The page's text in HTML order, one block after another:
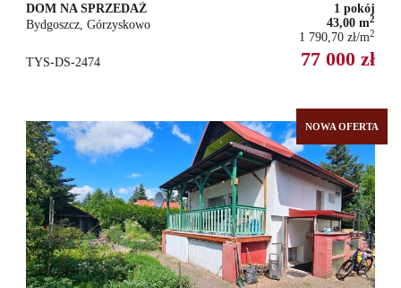
DOM NA SPRZEDAŻ
Bydgoszcz, Górzyskowo
1 pokój
43,00 m2
1 790,70 zł/m2
TYS-DS-2474 77 000 zł
NOWA OFERTA